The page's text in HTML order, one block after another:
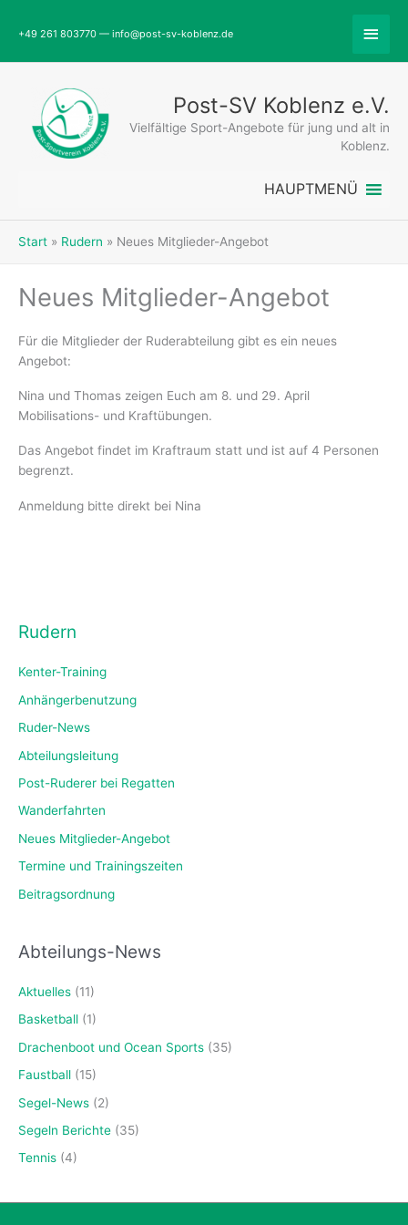
Inhalt+49 261 803770 — info@post-sv-koblenz.de
Post-SV Koblenz e.V.
Vielfältige Sport-Angebote für jung und alt in
Koblenz.
HAUPTMENÜ
Start Rudern Neues Mitglieder-Angebot
Neues Mitglieder-Angebot
Für die Mitglieder der Ruderabteilung gibt es ein neues
Angebot:
Nina und Thomas zeigen Euch am 8. und 29. April
Mobilisations- und Kraftübungen.
Das Angebot findet im Kraftraum statt und ist auf 4 Personen
begrenzt.
Anmeldung bitte direkt bei Nina
Rudern
Kenter-Training
Anhängerbenutzung
Ruder-News
Abteilungsleitung
Post-Ruderer bei Regatten
Wanderfahrten
Neues Mitglieder-Angebot
Termine und Trainingszeiten
Beitragsordnung
Abteilungs-News
Aktuelles (11)
Basketball (1)
Drachenboot und Ocean Sports (35)
Faustball (15)
Segel-News (2)
Segeln Berichte (35)
Tennis (4)